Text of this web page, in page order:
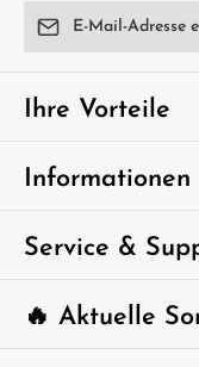
E-Mail-Adresse*
Ich habe die
genommen und die
einverstanden.
Um
abgebildeten
🔥 Aktuelle
Ihre Vorteile
Informationen
Service &